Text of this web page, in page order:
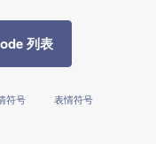
列表
符号 表情符号